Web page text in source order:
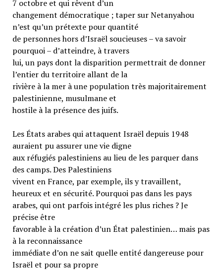
7 octobre et qui rêvent d’un
changement démocratique ; taper sur Netanyahou
n’est qu’un prétexte pour quantité
de personnes hors d’Israël soucieuses – va savoir
pourquoi – d’atteindre, à travers
lui, un pays dont la disparition permettrait de donner
l’entier du territoire allant de la
rivière à la mer à une population très majoritairement
palestinienne, musulmane et
hostile à la présence des juifs.
Les États arabes qui attaquent Israël depuis 1948
auraient pu assurer une vie digne
aux réfugiés palestiniens au lieu de les parquer dans
des camps. Des Palestiniens
vivent en France, par exemple, ils y travaillent,
heureux et en sécurité. Pourquoi pas dans les pays
arabes, qui ont parfois intégré les plus riches ? Je
précise être
favorable à la création d’un État palestinien… mais pas
à la reconnaissance
immédiate d’on ne sait quelle entité dangereuse pour
Israël et pour sa propre